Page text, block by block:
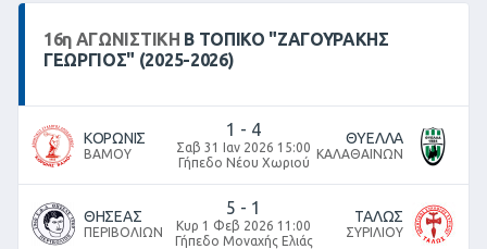
16η ΑΓΩΝΙΣΤΙΚΉ Β ΤΟΠΙΚΌ "ΖΑΓΟΥΡΑΚΗΣ
ΓΕΩΡΓΙΟΣ" (2025-2026)
ΚΟΡΩΝΙΣ
ΒΑΜΟΥ
1 - 4
Σαβ 31 Ιαν 2026 15:00
Γήπεδο Νέου Χωριού
ΘΥΕΛΛΑ
ΚΑΛΑΘΑΙΝΩΝ
ΘΗΣΕΑΣ
ΠΕΡΙΒΟΛΙΩΝ
5 - 1
Κυρ 1 Φεβ 2026 11:00
Γήπεδο Μοναχής Ελιάς
ΤΑΛΩΣ
ΣΥΡΙΛΙΟΥ